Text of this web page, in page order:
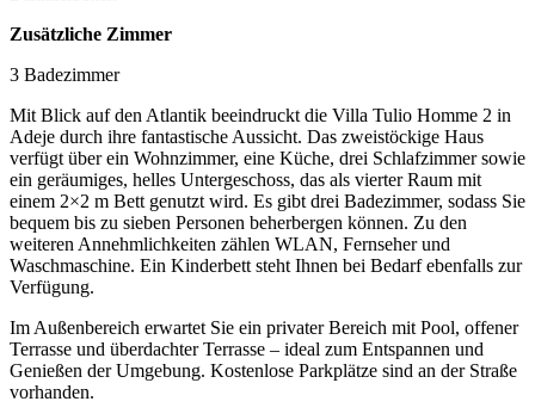
Zusätzliche Zimmer
3 Badezimmer
Mit Blick auf den Atlantik beeindruckt die Villa Tulio Homme 2 in
Adeje durch ihre fantastische Aussicht. Das zweistöckige Haus
verfügt über ein Wohnzimmer, eine Küche, drei Schlafzimmer sowie
ein geräumiges, helles Untergeschoss, das als vierter Raum mit
einem 2×2 m Bett genutzt wird. Es gibt drei Badezimmer, sodass Sie
bequem bis zu sieben Personen beherbergen können. Zu den
weiteren Annehmlichkeiten zählen WLAN, Fernseher und
Waschmaschine. Ein Kinderbett steht Ihnen bei Bedarf ebenfalls zur
Verfügung.
Im Außenbereich erwartet Sie ein privater Bereich mit Pool, offener
Terrasse und überdachter Terrasse – ideal zum Entspannen und
Genießen der Umgebung. Kostenlose Parkplätze sind an der Straße
vorhanden.